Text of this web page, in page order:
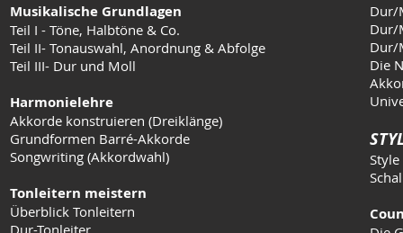
Musikalische Grundlagen
Teil I - Töne, Halbtöne & Co.
Teil II- Tonauswahl, Anordnung & Abfolge
Teil III- Dur und Moll
Harmonielehre
Akkorde konstruieren (Dreiklänge)
Grundformen Barré-Akkorde
Songwriting (Akkordwahl)
Tonleitern meistern
Überblick Tonleitern
Dur-Tonleiter
Dur/
Dur/
Dur/
Die